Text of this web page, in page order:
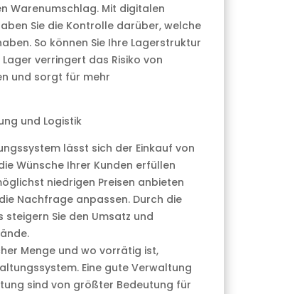
Warenumschlag. Mit digitalen
Sie die Kontrolle darüber, welche
So können Sie Ihre Lagerstruktur
verringert das Risiko von
und sorgt für mehr
und Logistik
lässt sich der Einkauf von
Wünsche Ihrer Kunden erfüllen
niedrigen Preisen anbieten
Nachfrage anpassen. Durch die
Sie den Umsatz und
Menge und wo vorrätig ist,
Eine gute Verwaltung
sind von größter Bedeutung für